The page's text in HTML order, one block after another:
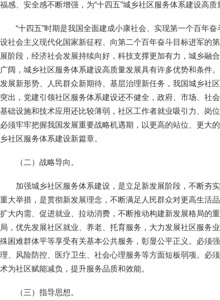
福感、安全感不断增强，为“十四五”城乡社区服务体系建设高
“十四五”时期是我国全面建成小康社会、实现第一个百年
设社会主义现代化国家新征程、向第二个百年奋斗目标进军的
展阶段，经济社会发展持续向好，科技支撑更加有力，城乡融
广阔，城乡社区服务体系建设高质量发展具有许多优势和条件
发展新形势、人民群众新期待、基层治理新任务，我国城乡社
突出，党建引领社区服务体系建设还不健全，政府、市场、社
基础设施和技术应用还比较薄弱，社区工作者就业吸引力、岗
必须牢牢把握我国发展重要战略机遇期，以更高的站位、更大
乡社区服务体系建设新篇章。
（二）战略导向。
加强城乡社区服务体系建设，是立足新发展阶段，不断夯
重大举措，是贯彻新发展理念，不断满足人民群众对更高生活
扩大内需、促进就业、拉动消费，不断推动构建新发展格局的
局，优先发展社区就业、养老、托育服务，大力发展社区服务
殊困难群体平等享受有关基本公共服务，彰显公平正义。必须
理、风险防控、医疗卫生、社会心理服务等方面短板弱项。必
术为社区赋能减负，提升服务品质和效能。
（三）指导思想。